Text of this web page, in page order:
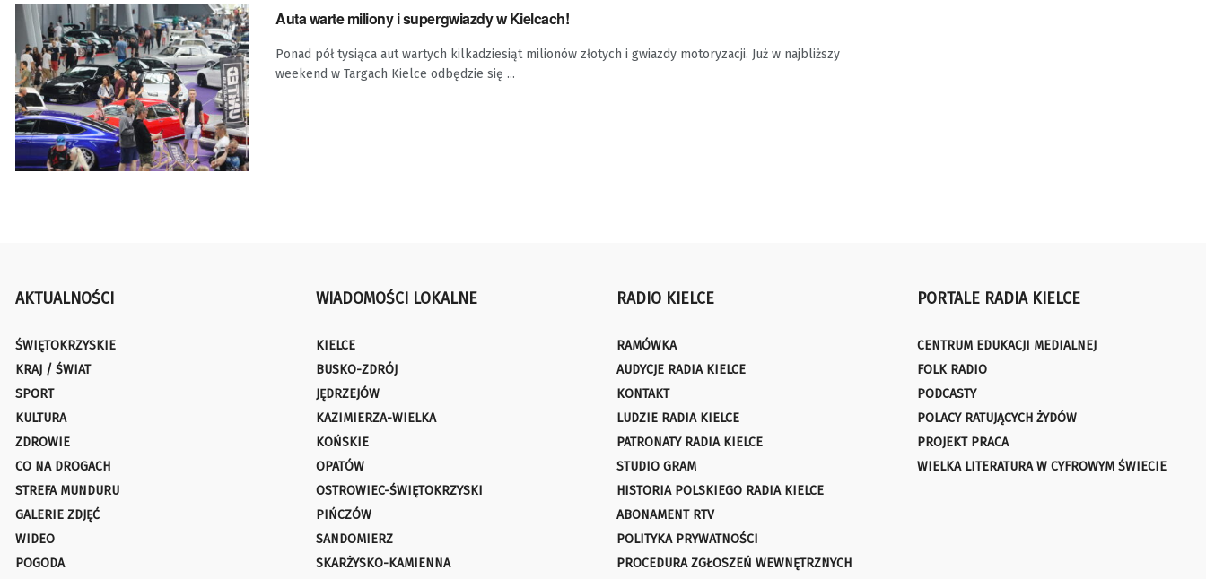
Auta warte miliony i supergwiazdy w Kielcach!
Ponad pół tysiąca aut wartych kilkadziesiąt milionów złotych i gwiazdy motoryzacji. Już w najbliższy
weekend w Targach Kielce odbędzie się ...
AKTUALNOŚCI
ŚWIĘTOKRZYSKIE
KRAJ / ŚWIAT
SPORT
KULTURA
ZDROWIE
CO NA DROGACH
STREFA MUNDURU
GALERIE ZDJĘĆ
WIDEO
POGODA
WIADOMOŚCI LOKALNE
KIELCE
BUSKO-ZDRÓJ
JĘDRZEJÓW
KAZIMIERZA-WIELKA
KOŃSKIE
OPATÓW
OSTROWIEC-ŚWIĘTOKRZYSKI
PIŃCZÓW
SANDOMIERZ
SKARŻYSKO-KAMIENNA
RADIO KIELCE
RAMÓWKA
AUDYCJE RADIA KIELCE
KONTAKT
LUDZIE RADIA KIELCE
PATRONATY RADIA KIELCE
STUDIO GRAM
HISTORIA POLSKIEGO RADIA KIELCE
ABONAMENT RTV
POLITYKA PRYWATNOŚCI
PROCEDURA ZGŁOSZEŃ WEWNĘTRZNYCH
PORTALE RADIA KIELCE
CENTRUM EDUKACJI MEDIALNEJ
FOLK RADIO
PODCASTY
POLACY RATUJĄCYCH ŻYDÓW
PROJEKT PRACA
WIELKA LITERATURA W CYFROWYM ŚWIECIE